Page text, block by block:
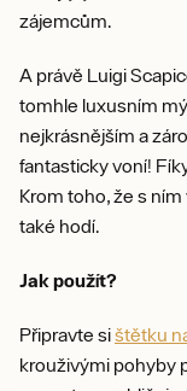
zájemcům.
A právě Luigi
tomhle luxusním
nejkrásnějším a
fantasticky voní!
Krom toho, že s
také hodí.
Jak použít?
Připravte sištětku
krouživými pohyby